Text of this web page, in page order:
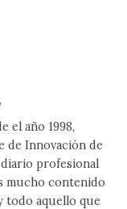
el año 1998,
de Innovación de
profesional
mucho contenido
todo aquello que